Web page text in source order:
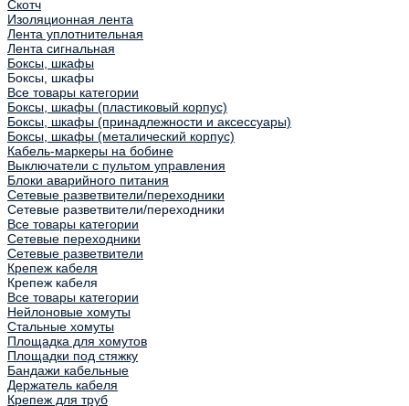
Скотч
Изоляционная лента
Лента уплотнительная
Лента сигнальная
Боксы, шкафы
Боксы, шкафы
Все товары категории
Боксы, шкафы (пластиковый корпус)
Боксы, шкафы (принадлежности и аксессуары)
Боксы, шкафы (металический корпус)
Кабель-маркеры на бобине
Выключатели с пультом управления
Блоки аварийного питания
Сетевые разветвители/переходники
Сетевые разветвители/переходники
Все товары категории
Сетевые переходники
Сетевые разветвители
Крепеж кабеля
Крепеж кабеля
Все товары категории
Нейлоновые хомуты
Стальные хомуты
Площадка для хомутов
Площадки под стяжку
Бандажи кабельные
Держатель кабеля
Крепеж для труб